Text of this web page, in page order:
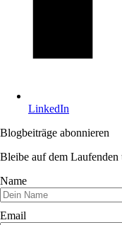
LinkedIn
Blogbeiträge abonnieren
Bleibe auf dem
Name
Email